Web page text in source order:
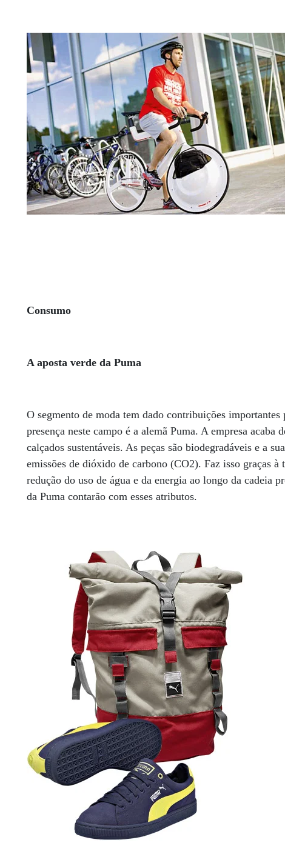
Consumo
A aposta verde da Puma
O segmento de moda tem dado contribuições
presença neste campo é a alemã Puma. A empresa
calçados sustentáveis. As peças são biodegradáveis e a
emissões de dióxido de carbono (CO2). Faz isso graças
redução do uso de água e da energia ao longo da cadeia
da Puma contarão com esses atributos.